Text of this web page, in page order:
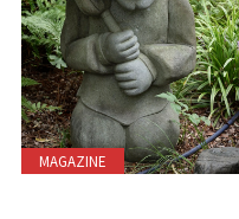
MAGAZINE